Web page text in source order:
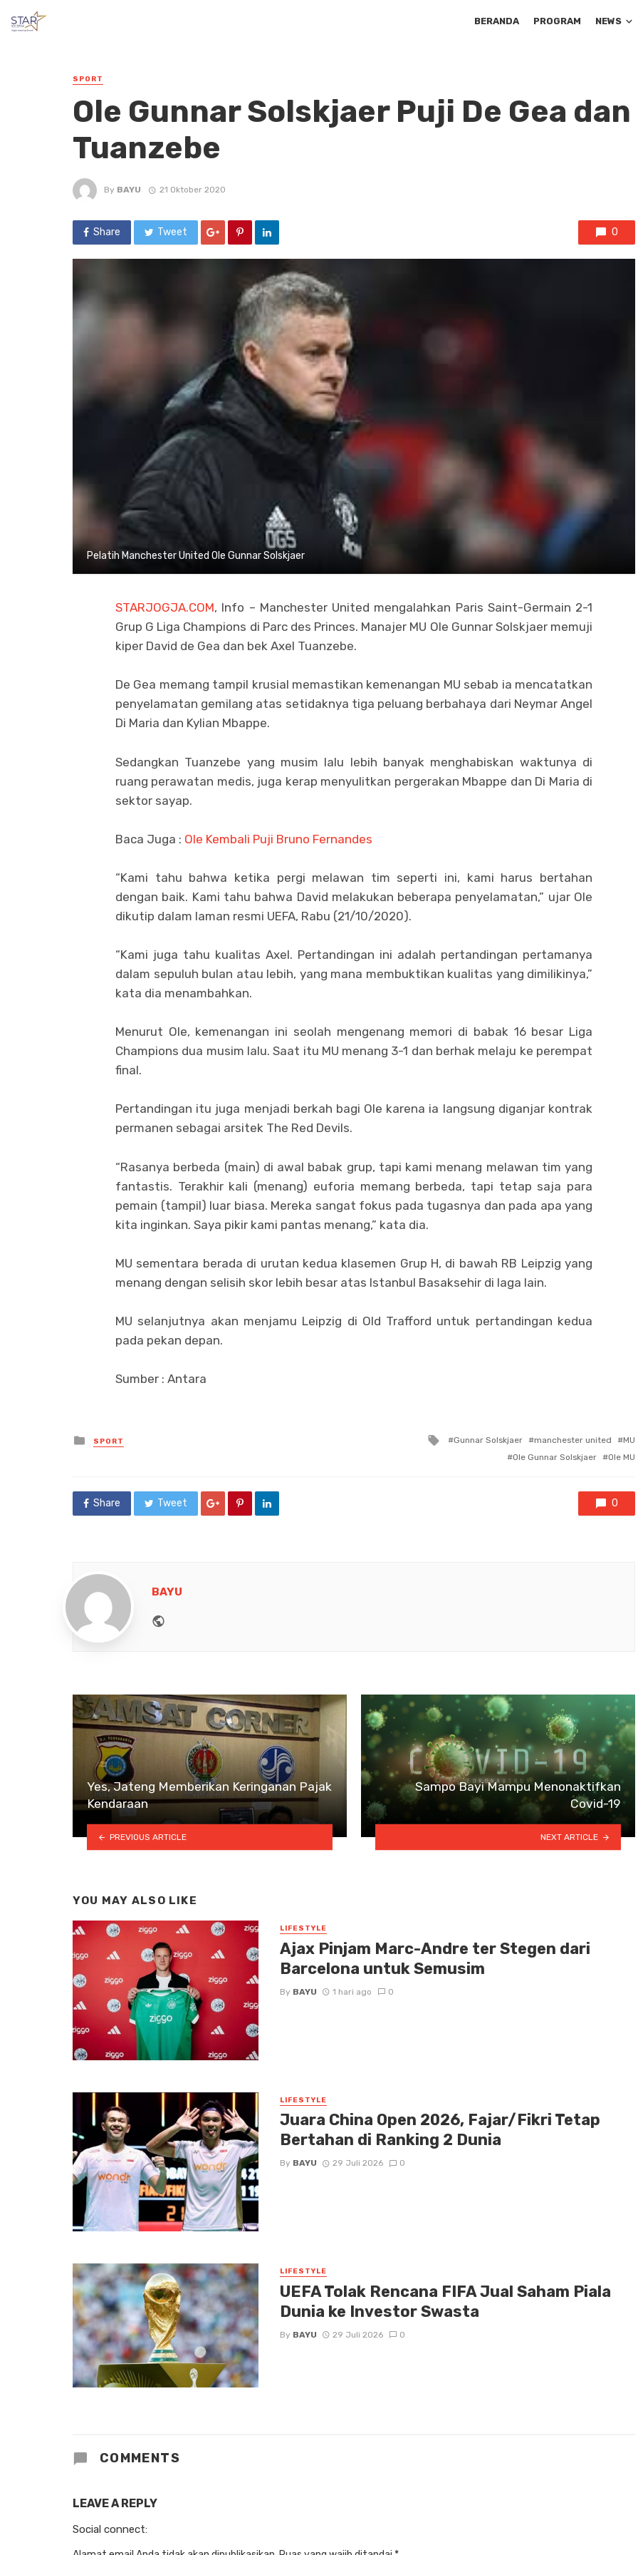
BERANDA PROGRAM NEWS
SPORT
Ole Gunnar Solskjaer Puji De Gea dan
Tuanzebe
By BAYU 21 Oktober 2020
Share Tweet 0
Pelatih Manchester United Ole Gunnar Solskjaer
STARJOGJA.COM, Info – Manchester United mengalahkan Paris Saint-Germain 2-1
Grup G Liga Champions di Parc des Princes. Manajer MU Ole Gunnar Solskjaer memuji
kiper David de Gea dan bek Axel Tuanzebe.
De Gea memang tampil krusial memastikan kemenangan MU sebab ia mencatatkan
penyelamatan gemilang atas setidaknya tiga peluang berbahaya dari Neymar Angel
Di Maria dan Kylian Mbappe.
Sedangkan Tuanzebe yang musim lalu lebih banyak menghabiskan waktunya di
ruang perawatan medis, juga kerap menyulitkan pergerakan Mbappe dan Di Maria di
sektor sayap.
Baca Juga : Ole Kembali Puji Bruno Fernandes
“Kami tahu bahwa ketika pergi melawan tim seperti ini, kami harus bertahan
dengan baik. Kami tahu bahwa David melakukan beberapa penyelamatan,” ujar Ole
dikutip dalam laman resmi UEFA, Rabu (21/10/2020).
“Kami juga tahu kualitas Axel. Pertandingan ini adalah pertandingan pertamanya
dalam sepuluh bulan atau lebih, yang mana membuktikan kualitas yang dimilikinya,”
kata dia menambahkan.
Menurut Ole, kemenangan ini seolah mengenang memori di babak 16 besar Liga
Champions dua musim lalu. Saat itu MU menang 3-1 dan berhak melaju ke perempat
final.
Pertandingan itu juga menjadi berkah bagi Ole karena ia langsung diganjar kontrak
permanen sebagai arsitek The Red Devils.
“Rasanya berbeda (main) di awal babak grup, tapi kami menang melawan tim yang
fantastis. Terakhir kali (menang) euforia memang berbeda, tapi tetap saja para
pemain (tampil) luar biasa. Mereka sangat fokus pada tugasnya dan pada apa yang
kita inginkan. Saya pikir kami pantas menang,” kata dia.
MU sementara berada di urutan kedua klasemen Grup H, di bawah RB Leipzig yang
menang dengan selisih skor lebih besar atas Istanbul Basaksehir di laga lain.
MU selanjutnya akan menjamu Leipzig di Old Trafford untuk pertandingan kedua
pada pekan depan.
Sumber : Antara
Posted
in
SPORT
Tagged
Gunnar Solskjaer manchester united
MU
Ole Gunnar Solskjaer
Ole MU
Share Tweet 0
BAYU
Yes, Jateng Memberikan Keringanan Pajak
Kendaraan
PREVIOUS ARTICLE
Sampo Bayi Mampu Menonaktifkan
Covid-19
NEXT ARTICLE
YOU MAY ALSO LIKE
LIFESTYLE
Ajax Pinjam Marc-Andre ter Stegen dari
Barcelona untuk Semusim
By BAYU 1 hari ago 0
LIFESTYLE
Juara China Open 2026, Fajar/Fikri Tetap
Bertahan di Ranking 2 Dunia
By BAYU 29 Juli 2026 0
LIFESTYLE
UEFA Tolak Rencana FIFA Jual Saham Piala
Dunia ke Investor Swasta
By BAYU 29 Juli 2026 0
COMMENTS
LEAVE A REPLY
Social connect: